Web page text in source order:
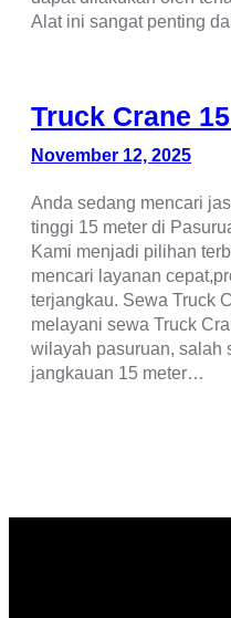
Alat ini sangat penting
Truck Crane
November 12, 2025
Anda sedang mencari
tinggi 15 meter di
Kami menjadi pilihan
mencari layanan
terjangkau. Sewa Truck
melayani sewa Truck
wilayah pasuruan, salah
jangkauan 15 meter…